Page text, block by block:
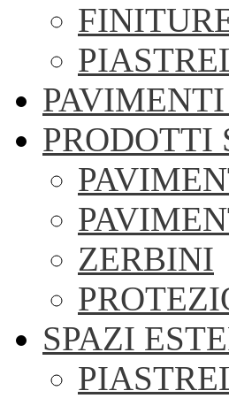
PRODOTTI
ZERBINI
SPAZI